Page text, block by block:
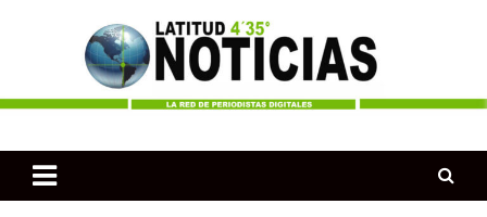
Latitud 435 Noticias